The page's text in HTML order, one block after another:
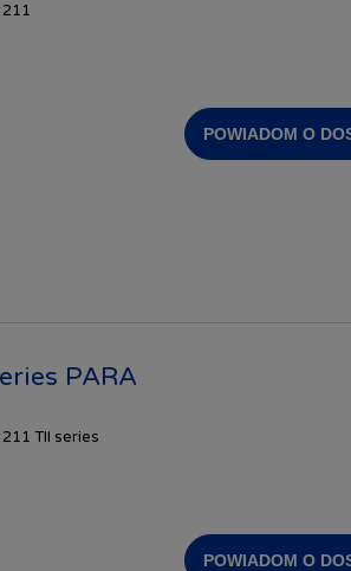
POWIADOM O
PARA
TII series
POWIADOM O